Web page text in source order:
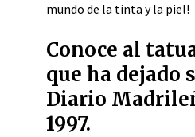
mundo de la tinta y la piel!
Conoce al
que ha dejado
Diario
1997.